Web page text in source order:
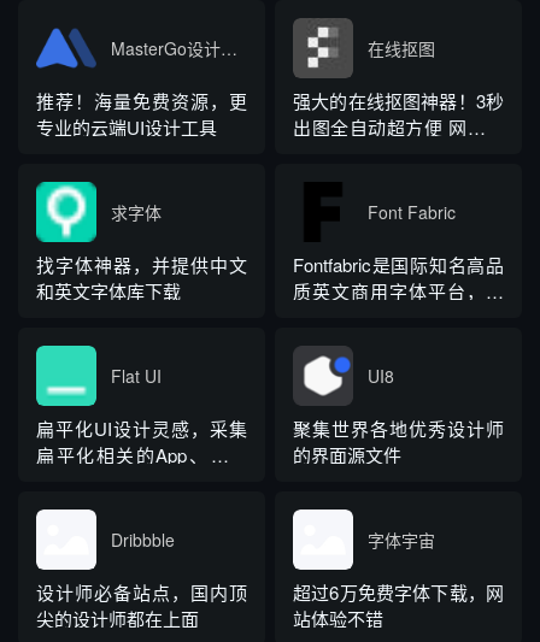
MasterGo设计神器
推荐！海量免费资源，更
专业的云端UI设计工具
在线抠图
强大的在线抠图神器！3秒
出图全自动超方便 网易科
餐平台饿了么本月4日宣布
其获得一笔6.3亿美元的新
外卖平台金额最高的一笔
融资，使得其市值大涨。
求字体
找字体神器，并提供中文
和英文字体库下载
Font Fabric
Fontfabric是国际知名高品
质英文商用字体平台，提
业品牌定制服务，风格简
约高级、授权清晰，是设
计师与品牌的专业字体解
决方案
Flat UI
扁平化UI设计灵感，采集
扁平化相关的App、网页
UI8
聚集世界各地优秀设计师
的界面源文件
Dribbble
设计师必备站点，国内顶
尖的设计师都在上面
字体宇宙
超过6万免费字体下载，网
站体验不错